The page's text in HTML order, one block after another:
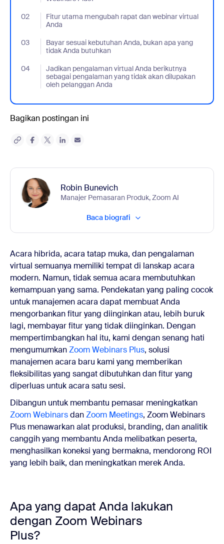
02
Fitur utama mengubah rapat dan webinar virtual
Anda
- Jumplink to Fitur utama mengubah rapat dan webinar virtual
03
Bayar sesuai kebutuhan Anda, bukan apa yang
tidak Anda butuhkan
- Jumplink to Bayar sesuai kebutuhan Anda, bukan apa yang
04
Jadikan pengalaman virtual Anda berikutnya
sebagai pengalaman yang tidak akan dilupakan
oleh pelanggan Anda
- Jumplink to Jadikan pengalaman virtual Anda berikutnya
Bagikan postingan ini
Robin Bunevich
Manajer Pemasaran Produk, Zoom AI
Baca biografi
Acara hibrida, acara tatap muka, dan pengalaman
virtual semuanya memiliki tempat di lanskap acara
modern. Namun, tidak semua acara membutuhkan
kemampuan yang sama. Pendekatan yang paling cocok
untuk manajemen acara dapat membuat Anda
mengorbankan fitur yang diinginkan atau, lebih buruk
lagi, membayar fitur yang tidak diinginkan. Dengan
mempertimbangkan hal itu, kami dengan senang hati
mengumumkanZoom Webinars Plus, solusi
manajemen acara baru kami yang memberikan
fleksibilitas yang sangat dibutuhkan dan fitur yang
diperluas untuk acara satu sesi.
Dibangun untuk membantu pemasar meningkatkan
Zoom WebinarsdanZoom Meetings, Zoom Webinars
Plus menawarkan alat produksi, branding, dan analitik
canggih yang membantu Anda melibatkan peserta,
menghasilkan koneksi yang bermakna, mendorong ROI
yang lebih baik, dan meningkatkan merek Anda.
Apa yang dapat Anda lakukan
dengan Zoom Webinars
Plus?